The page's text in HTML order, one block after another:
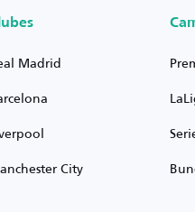
Madrid
City